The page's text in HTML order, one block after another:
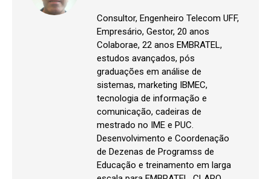
Consultor, Engenheiro Telecom UFF,
Empresário, Gestor, 20 anos
Colaborae, 22 anos EMBRATEL,
estudos avançados, pós
graduações em análise de
sistemas, marketing IBMEC,
tecnologia de informação e
comunicação, cadeiras de
mestrado no IME e PUC.
Desenvolvimento e Coordenação
de Dezenas de Programss de
Educação e treinamento em larga